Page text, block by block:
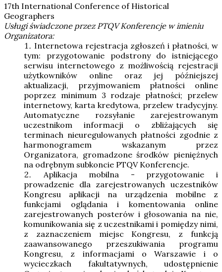
17th International Conference of Historical
Geographers
Usługi świadczone przez PTQV Konferencje w imieniu
Organizatora:
Internetowa rejestracja zgłoszeń i płatności, w
tym: przygotowanie podstrony do istniejącego
serwisu internetowego z możliwością rejestracji
użytkowników online oraz jej późniejszej
aktualizacji, przyjmowaniem płatności online
poprzez minimum 3 rodzaje płatności; przelew
internetowy, karta kredytowa, przelew tradycyjny.
Automatyczne rozsyłanie zarejestrowanym
uczestnikom informacji o zbliżających się
terminach nieuregulowanych płatności zgodnie z
harmonogramem wskazanym przez
Organizatora, gromadzone środków pieniężnych
na odrębnym subkoncie PTQV Konferencje.
Aplikacja mobilna - przygotowanie i
prowadzenie dla zarejestrowanych uczestników
Kongresu aplikacji na urządzenia mobilne z
funkcjami oglądania i komentowania online
zarejestrowanych posterów i głosowania na nie,
komunikowania się z uczestnikami i pomiędzy nimi,
z zaznaczeniem miejsc Kongresu, z funkcją
zaawansowanego przeszukiwania programu
Kongresu, z informacjami o Warszawie i o
wycieczkach fakultatywnych, udostępnienie